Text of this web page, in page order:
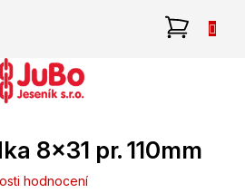
8x31 pr. 110mm
hodnocení